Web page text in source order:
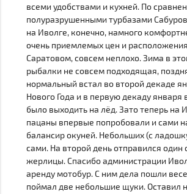
всеми удобствами и кухней. По
полуразрушенными турбазами
на Иволге, конечно, намного
очень приемлемых цен и
Саратовом, совсем неплохо. Зима в
рыбалки не совсем подходящая,
нормальный встал во второй декаде
Нового Года и в первую декаду
было выходить на лёд. Зато теперь на
пацаны впервые попробовали и сами
балансир окуней. Небольших (с
сами. На второй день отправился один
жерлицы. Спасибо администрации
аренду мотобур. С ним дела пошли
поймал две небольшие щуки. Оставил